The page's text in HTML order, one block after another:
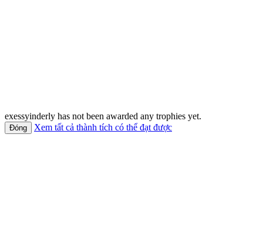
exessyinderly has not been awarded any trophies yet.
Xem tất cả thành tích có thể đạt được